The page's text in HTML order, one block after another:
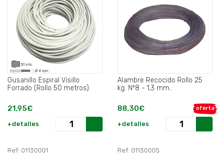
Gusanillo Espiral Visillo
Forrado (Rollo 50 metros).
21,95€
+detalles
Alambre Recocido Rollo 25
kg. Nº8 - 1,3 mm..
oferta
88,30€
+detalles
Ref: 01130001 Ref: 01130005